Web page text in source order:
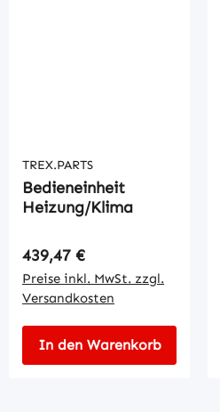
TREX.PARTS
Bedieneinheit
Heizung/Klima
Regulärer Preis:
439,47 €
Preise inkl. MwSt. zzgl.
Versandkosten
In den Warenkorb